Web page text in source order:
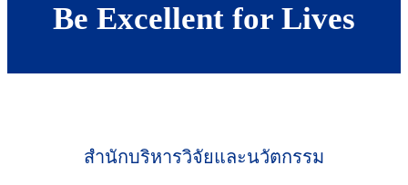
Be Excellent for Lives
สำนักบริหารวิจัยและนวัตกรรม